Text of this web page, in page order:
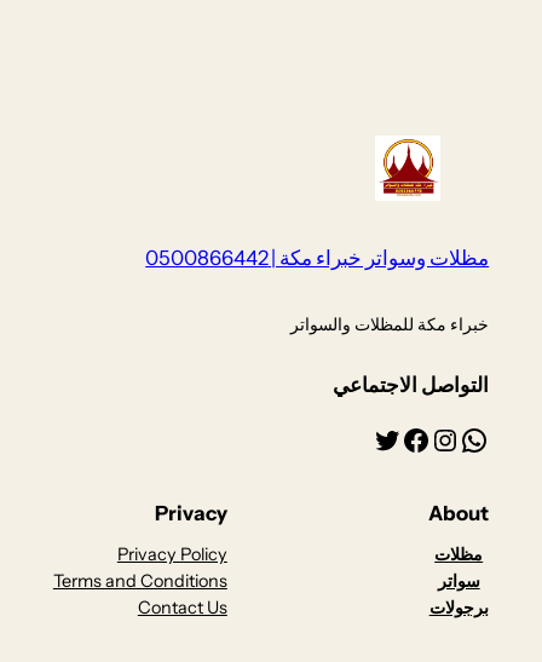
مظلات وسواتر خبراء مكة | 0500866442
خبراء مكة للمظلات والسواتر
التواصل الاجتماعي
واتسابإنستجرام فيسبوك تويتر
About
مظلات
سواتر
برجولات
Privacy
Privacy Policy
Terms and Conditions
Contact Us